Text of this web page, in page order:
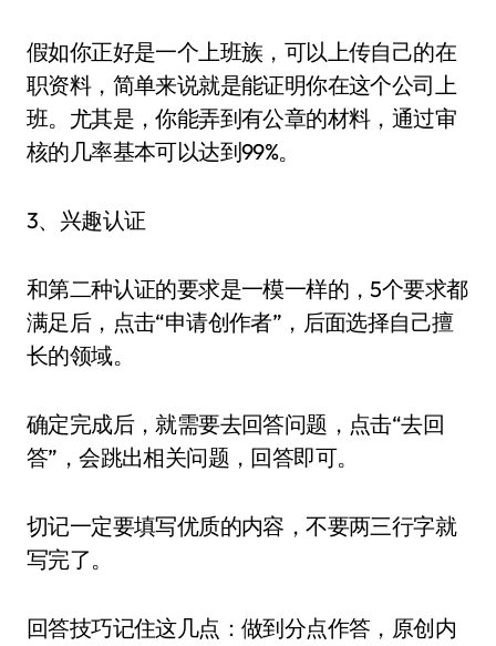
假如你正好是一个上班族，可以上传自己的在
职资料，简单来说就是能证明你在这个公司上
班。尤其是，你能弄到有公章的材料，通过审
核的几率基本可以达到99%。
3、兴趣认证
和第二种认证的要求是一模一样的，5个要求都
满足后，点击“申请创作者”，后面选择自己擅
长的领域。
确定完成后，就需要去回答问题，点击“去回
答”，会跳出相关问题，回答即可。
切记一定要填写优质的内容，不要两三行字就
写完了。
回答技巧记住这几点：做到分点作答，原创内